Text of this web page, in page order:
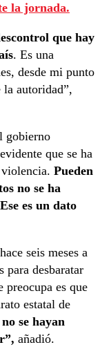
la jornada.
que hay
. Es una
desde mi punto
la autoridad”,
gobierno
que se ha
Pueden
no se ha
es un dato
seis meses a
para desbaratar
preocupa es que
estatal de
se hayan
añadió.